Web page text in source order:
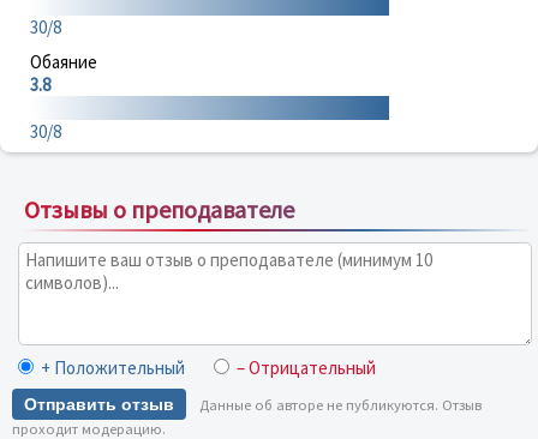
30/8
Обаяние
3.8
30/8
Отзывы о преподавателе
+ Положительный – Отрицательный
Отправить отзыв
Данные об авторе не публикуются. Отзыв
проходит модерацию.